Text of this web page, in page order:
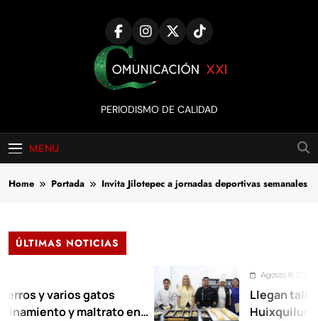
Comunicación
XXI
PERIODISMO DE CALIDAD
MENU
Home Portada Invita Jilotepec a jornadas deportivas semanales
ÚLTIMAS NOTICIAS
y varios gatos
y maltrato en
Agosto 8, 2026
Llegan talleres de
Huixquilucan